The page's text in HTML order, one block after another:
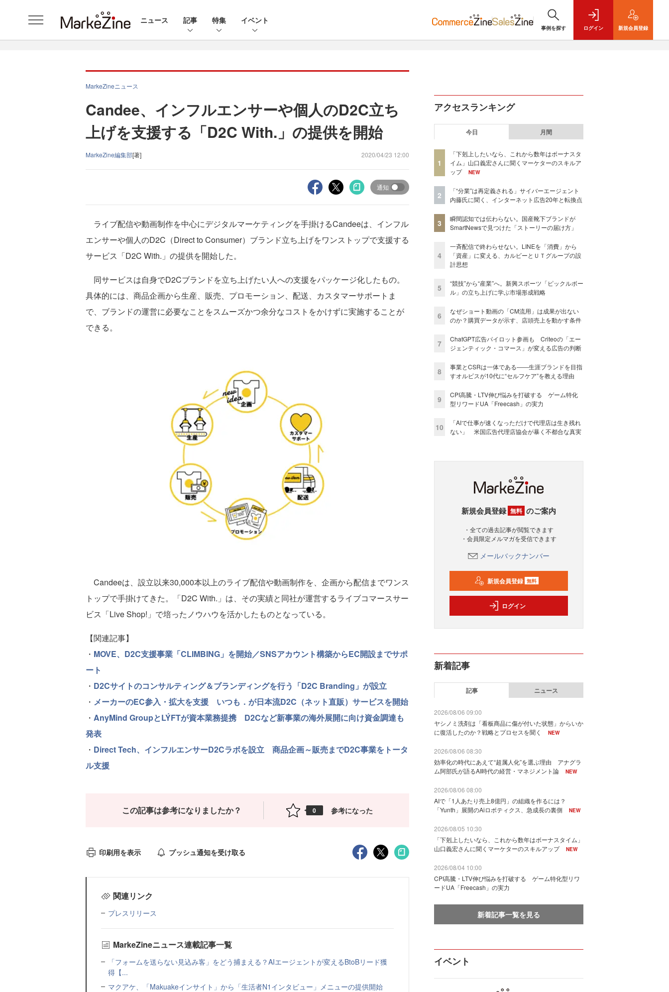
ニュース 記事 特集 イベント
事例を探す ログイン 新規会員登録
MarkeZineニュース
Candee、インフルエンサーや個人のD2C立ち
上げを支援する「D2C With.」の提供を開始
MarkeZine編集部[著] 2020/04/23 12:00
通知
ライブ配信や動画制作を中心にデジタルマーケティングを手掛けるCandeeは、インフル
エンサーや個人のD2C（Direct to Consumer）ブランド立ち上げをワンストップで支援する
サービス「D2C With.」の提供を開始した。
同サービスは自身でD2Cブランドを立ち上げたい人への支援をパッケージ化したもの。
具体的には、商品企画から生産、販売、プロモーション、配送、カスタマーサポートま
で、ブランドの運営に必要なことをスムーズかつ余分なコストをかけずに実施することが
できる。
Candeeは、設立以来30,000本以上のライブ配信や動画制作を、企画から配信までワンス
トップで手掛けてきた。「D2C With.」は、その実績と同社が運営するライブコマースサー
ビス「Live Shop!」で培ったノウハウを活かしたものとなっている。
【関連記事】
・ MOVE、D2C支援事業「CLIMBING」を開始／SNSアカウント構築からEC開設までサポ
ート
・ D2Cサイトのコンサルティング＆ブランディングを行う「D2C Branding」が設立
・ メーカーのEC参入・拡大を支援 いつも．が日本流D2C（ネット直販）サービスを開始
・ AnyMind GroupとLÝFTが資本業務提携 D2Cなど新事業の海外展開に向け資金調達も
発表
・ Direct Tech、インフルエンサーD2Cラボを設立 商品企画～販売までD2C事業をトータ
ル支援
この記事は参考になりましたか？ 0 参考になった
印刷用を表示 プッシュ通知を受け取る
関連リンク
プレスリリース
MarkeZineニュース連載記事一覧
「フォームを送らない見込み客」をどう捕まえる？AIエージェントが変えるBtoBリード獲
得【...
マクアケ、「Makuakeインサイト」から「生活者N1インタビュー」メニューの提供開始
アクセスランキング
今日 月間
1
「下剋上したいなら、これから数年はボーナスタ
イム」山口義宏さんに聞くマーケターのスキルア
ップ
NEW
2
「“分業”は再定義される」サイバーエージェント
内藤氏に聞く、インターネット広告20年と転換点
3
瞬間認知では伝わらない。国産靴下ブランドが
SmartNewsで見つけた「ストーリーの届け方」
4
一斉配信で終わらせない。LINEを「消費」から
「資産」に変える、カルビーとＵＴグループの設
計思想
5
“競技”から“産業”へ。新興スポーツ「ピックルボー
ル」の立ち上げに学ぶ市場形成戦略
6
なぜショート動画の「CM流用」は成果が出ない
のか？購買データが示す、店頭売上を動かす条件
7
ChatGPT広告パイロット参画も Criteoの「エー
ジェンティック・コマース」が変える広告の判断
8
事業とCSRは一体である――生涯ブランドを目指
すオルビスが10代に“セルフケア”を教える理由
9
CPI高騰・LTV伸び悩みを打破する ゲーム特化
型リワードUA「Freecash」の実力
10
「AIで仕事が速くなっただけで代理店は生き残れ
ない」 米国広告代理店協会が暴く不都合な真実
新規会員登録 無料 のご案内
・全ての過去記事が閲覧できます
・会員限定メルマガを受信できます
メールバックナンバー
新規会員登録 無料
ログイン
新着記事
記事 ニュース
2026/08/06 09:00
ヤシノミ洗剤は「看板商品に傷が付いた状態」からいか
に復活したのか？戦略とプロセスを聞く
NEW
2026/08/06 08:30
効率化の時代にあえて“超属人化”を選ぶ理由 アナグラ
ム阿部氏が語るAI時代の経営・マネジメント論
NEW
2026/08/06 08:00
AIで「1人あたり売上8億円」の組織を作るには？
「Yunth」展開のAiロボティクス、急成長の裏側
NEW
2026/08/05 10:30
「下剋上したいなら、これから数年はボーナスタイム」
山口義宏さんに聞くマーケターのスキルアップ
NEW
2026/08/04 10:00
CPI高騰・LTV伸び悩みを打破する ゲーム特化型リワ
ードUA「Freecash」の実力
新着記事一覧を見る
イベント